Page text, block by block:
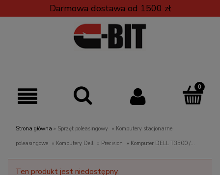
Darmowa dostawa od 1500 zł
Strona główna » Sprzęt poleasingowy » Komputery stacjonarne
poleasingowe » Komputery Dell » Precision » Komputer DELL T3500 /
W3565 / 16GB / 250GB HDD / NVS310 / DVDRW / Win 10 HOME
Ten produkt jest niedostępny.